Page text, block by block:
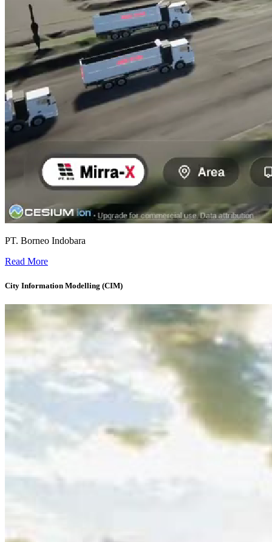
PT. Borneo Indobara
Digital Twin Platform untuk Pertambangan dan Safety Monitoring -
Read More
City Information Modelling (CIM)